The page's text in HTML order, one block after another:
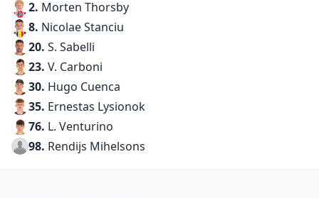
2. Morten Thorsby
8. Nicolae Stanciu
20. S. Sabelli
23. V. Carboni
30. Hugo Cuenca
35. Ernestas Lysionok
76. L. Venturino
98. Rendijs Mihelsons